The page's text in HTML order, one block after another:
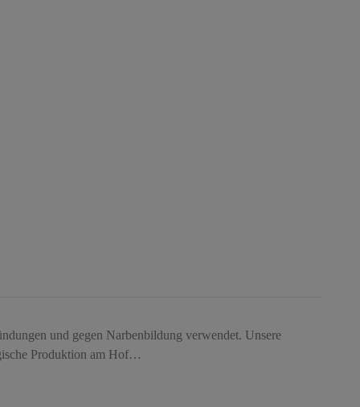
und gegen Narbenbildung verwendet. Unsere
Produktion am Hof…